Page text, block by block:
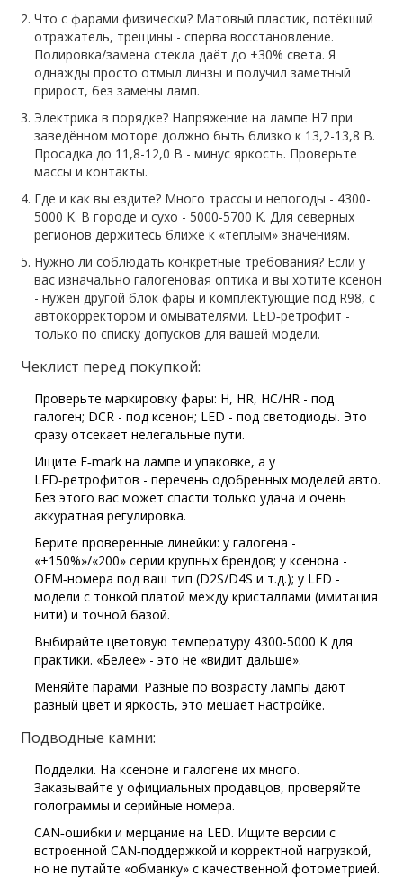
Что с фарами физически? Матовый пластик, потёкший
отражатель, трещины - сперва восстановление.
Полировка/замена стекла даёт до +30% света. Я
однажды просто отмыл линзы и получил заметный
прирост, без замены ламп.
Электрика в порядке? Напряжение на лампе H7 при
заведённом моторе должно быть близко к 13,2-13,8 В.
Просадка до 11,8-12,0 В - минус яркость. Проверьте
массы и контакты.
Где и как вы ездите? Много трассы и непогоды - 4300-
5000 K. В городе и сухо - 5000-5700 K. Для северных
регионов держитесь ближе к «тёплым» значениям.
Нужно ли соблюдать конкретные требования? Если у
вас изначально галогеновая оптика и вы хотите ксенон
- нужен другой блок фары и комплектующие под R98, с
автокорректором и омывателями. LED‑ретрофит -
только по списку допусков для вашей модели.
Чеклист перед покупкой:
Проверьте маркировку фары: H, HR, HC/HR - под
галоген; DCR - под ксенон; LED - под светодиоды. Это
сразу отсекает нелегальные пути.
Ищите E‑mark на лампе и упаковке, а у
LED‑ретрофитов - перечень одобренных моделей авто.
Без этого вас может спасти только удача и очень
аккуратная регулировка.
Берите проверенные линейки: у галогена -
«+150%»/«200» серии крупных брендов; у ксенона -
OEM‑номера под ваш тип (D2S/D4S и т.д.); у LED -
модели с тонкой платой между кристаллами (имитация
нити) и точной базой.
Выбирайте цветовую температуру 4300-5000 K для
практики. «Белее» - это не «видит дальше».
Меняйте парами. Разные по возрасту лампы дают
разный цвет и яркость, это мешает настройке.
Подводные камни:
Подделки. На ксеноне и галогене их много.
Заказывайте у официальных продавцов, проверяйте
голограммы и серийные номера.
CAN‑ошибки и мерцание на LED. Ищите версии с
встроенной CAN‑поддержкой и корректной нагрузкой,
но не путайте «обманку» с качественной фотометрией.